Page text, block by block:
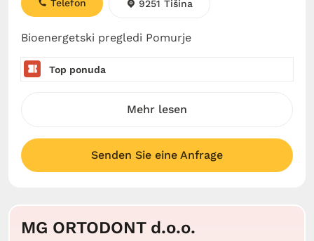
Bioenergetski pregledi Pomurje
Telefon 9251 Tišina
Top ponuda
Mehr lesen
Senden Sie eine Anfrage
MG ORTODONT d.o.o.